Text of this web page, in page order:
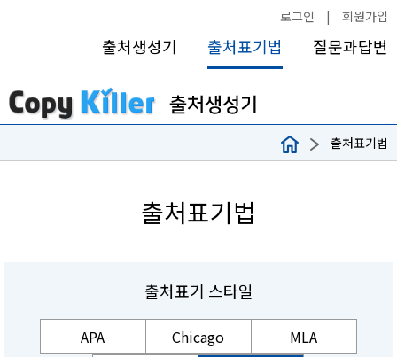
로그인 | 회원가입
출처생성기 출처표기법 질문과답변
출처표기법
출처표기법
출처표기 스타일
APA Chicago
MLA